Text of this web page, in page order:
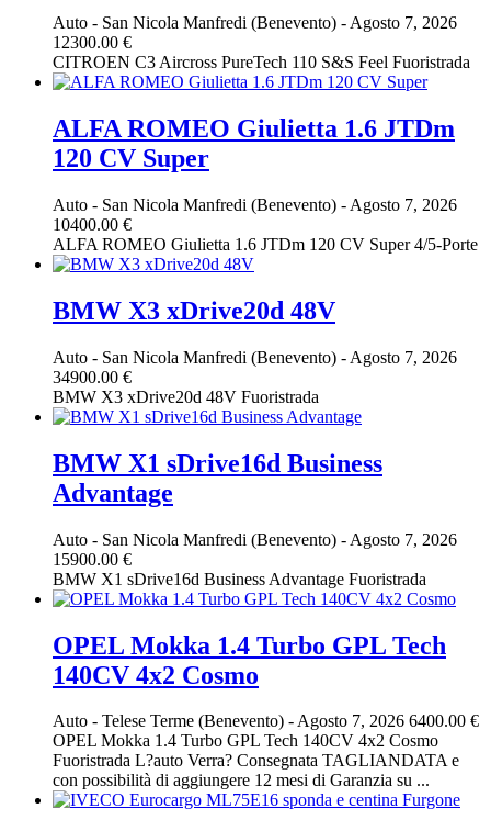
Auto - San Nicola Manfredi (Benevento) - Agosto 7, 2026
12300.00 €
CITROEN C3 Aircross PureTech 110 S&S Feel Fuoristrada
ALFA ROMEO Giulietta 1.6 JTDm
120 CV Super
Auto - San Nicola Manfredi (Benevento) - Agosto 7, 2026
10400.00 €
ALFA ROMEO Giulietta 1.6 JTDm 120 CV Super 4/5-Porte
BMW X3 xDrive20d 48V
Auto - San Nicola Manfredi (Benevento) - Agosto 7, 2026
34900.00 €
BMW X3 xDrive20d 48V Fuoristrada
BMW X1 sDrive16d Business
Advantage
Auto - San Nicola Manfredi (Benevento) - Agosto 7, 2026
15900.00 €
BMW X1 sDrive16d Business Advantage Fuoristrada
OPEL Mokka 1.4 Turbo GPL Tech
140CV 4x2 Cosmo
Auto - Telese Terme (Benevento) -Agosto 7, 2026 6400.00 €
OPEL Mokka 1.4 Turbo GPL Tech 140CV 4x2 Cosmo
Fuoristrada L?auto Verra? Consegnata TAGLIANDATA e
con possibilità di aggiungere 12 mesi di Garanzia su ...